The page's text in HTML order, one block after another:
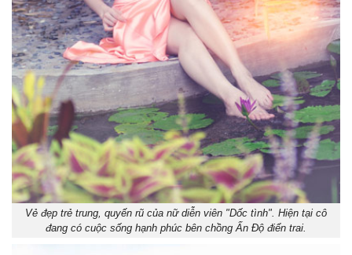
Vẻ đẹp trẻ trung, quyến rũ của nữ diễn viên "Dốc tình". Hiện tại cô
đang có cuộc sống hạnh phúc bên chồng Ấn Độ điển trai.